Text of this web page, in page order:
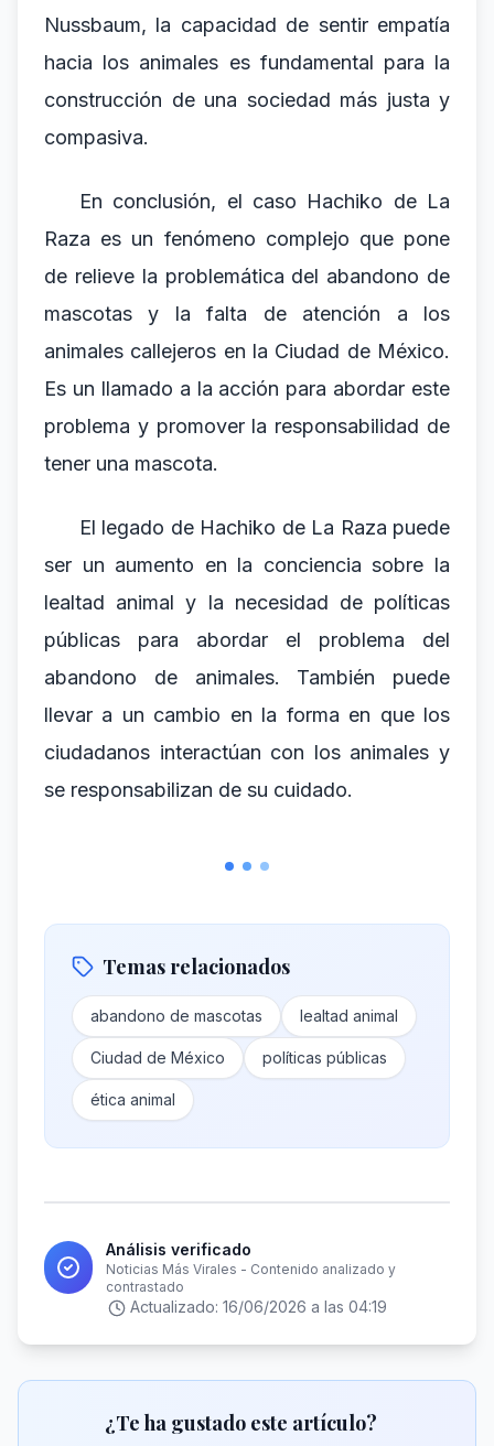
Nussbaum, la capacidad de sentir empatía
hacia los animales es fundamental para la
construcción de una sociedad más justa y
compasiva.
En conclusión, el caso Hachiko de La
Raza es un fenómeno complejo que pone
de relieve la problemática del abandono de
mascotas y la falta de atención a los
animales callejeros en la Ciudad de México.
Es un llamado a la acción para abordar este
problema y promover la responsabilidad de
tener una mascota.
El legado de Hachiko de La Raza puede
ser un aumento en la conciencia sobre la
lealtad animal y la necesidad de políticas
públicas para abordar el problema del
abandono de animales. También puede
llevar a un cambio en la forma en que los
ciudadanos interactúan con los animales y
se responsabilizan de su cuidado.
Temas relacionados
abandono de mascotas lealtad animal
Ciudad de México políticas públicas
ética animal
Análisis verificado
Noticias Más Virales - Contenido analizado y
contrastado
Actualizado: 16/06/2026 a las 04:19
¿Te ha gustado este artículo?